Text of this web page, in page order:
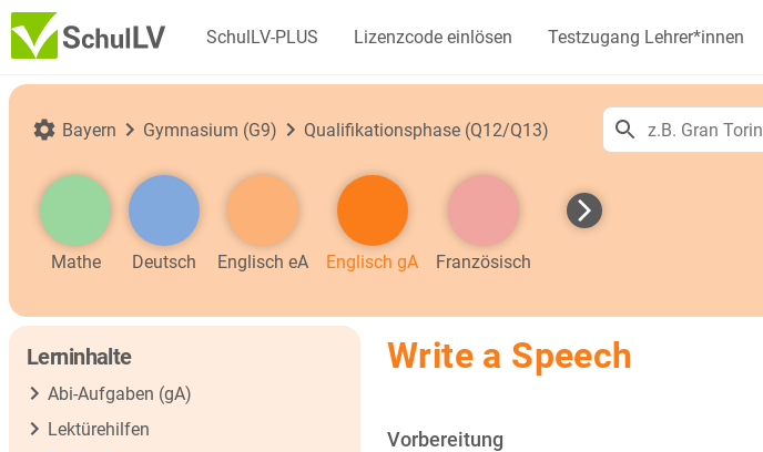
SchulLV-PLUS Lizenzcode einlösen Testzugang Lehrer*innen
Bayern Gymnasium (G9) Qualifikationsphase (Q12/Q13)
Mathe Deutsch Englisch eA Englisch gA Französisch
Lerninhalte
Abi-Aufgaben (gA)
Lektürehilfen
Write a Speech
Vorbereitung